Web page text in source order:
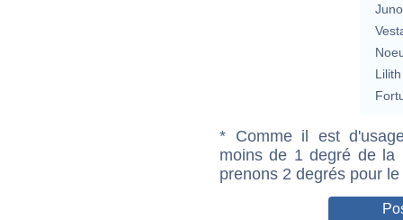
Lilith
* Comme il est
moins de 1 degré de la
prenons 2 degrés pour